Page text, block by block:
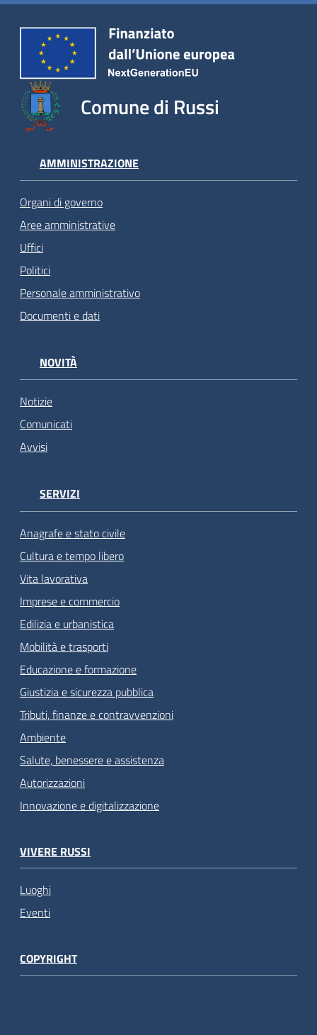
Comune di Russi
AMMINISTRAZIONE
Organi di governo
Aree amministrative
Uffici
Politici
Personale amministrativo
Documenti e dati
NOVITÀ
Notizie
Comunicati
Avvisi
SERVIZI
Anagrafe e stato civile
Cultura e tempo libero
Vita lavorativa
Imprese e commercio
Edilizia e urbanistica
Mobilità e trasporti
Educazione e formazione
Giustizia e sicurezza pubblica
Tributi, finanze e contravvenzioni
Ambiente
Salute, benessere e assistenza
Autorizzazioni
Innovazione e digitalizzazione
VIVERE RUSSI
Luoghi
Eventi
COPYRIGHT